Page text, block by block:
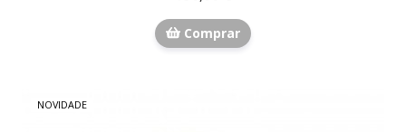
Comprar
NOVIDADE